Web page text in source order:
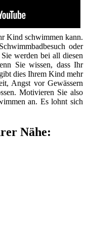
Kind schwimmen kann.
oder
werden bei all diesen
Sie wissen, dass Ihr
dies Ihrem Kind mehr
Angst vor Gewässern
Motivieren Sie also
an. Es lohnt sich
Nähe: